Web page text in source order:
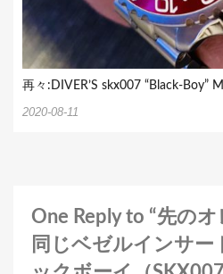
再々:DIVER’S skx007 “Black-Boy”
2020-08-11
One Reply to “先の
同じベゼルインサー